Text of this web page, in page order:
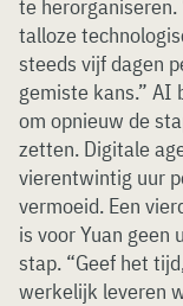
te herorganiseren.
talloze
steeds vijf dagen
gemiste kans.” AI
om opnieuw de
zetten. Digitale
vierentwintig uur
vermoeid. Een
is voor Yuan geen
stap. “Geef het
werkelijk leveren